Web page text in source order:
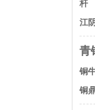
杆
江
青
铜
铜